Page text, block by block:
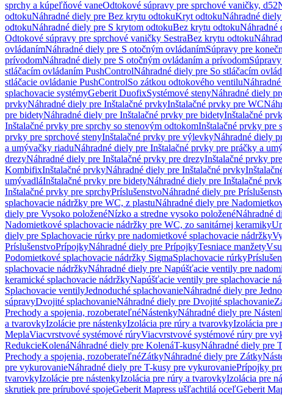
sprchy a kúpeľňové vaneOdtokové súpravy pre sprchové vaničky, d52
odtokuNáhradné diely pre Bez krytu odtokuKryt odtokuNáhradné
odtokuNáhradné diely pre S krytom odtokuBez krytu odtokuNáhradné
Odtokové súpravy pre sprchové vaničky SestraBez krytu odtoku
ovládanímNáhradné diely pre S otočným ovládanímSúpravy pre
prívodomNáhradné diely pre S otočným ovládaním a prívodom
stláčacím ovládaním PushControlNáhradné diely pre So stláčacím
stláčacie ovládanie PushControlSo zátkou odtokového ventilu
splachovacie systémyGeberit DuofixSystémové stenyNáhradné diely
prvkyNáhradné diely pre Inštalačné prvkyInštalačné prvky pre WC
pre bidetyNáhradné diely pre Inštalačné prvky pre bidetyInštalačné
Inštalačné prvky pre sprchy so stenovým odtokomInštalačné prvky pre
prvky pre sprchové stenyInštalačné prvky pre výlevkyNáhradné diely
a umývačky riaduNáhradné diely pre Inštalačné prvky pre práčky a
drezyNáhradné diely pre Inštalačné prvky pre drezyInštalačné prvky
KombifixInštalačné prvkyNáhradné diely pre Inštalačné prvky
umývadláInštalačné prvky pre bidetyNáhradné diely pre Inštalačné
Inštalačné prvky pre sprchyPríslušenstvoNáhradné diely pre
splachovacie nádržky pre WC, z plastuNáhradné diely pre
diely pre Vysoko položenéNízko a stredne vysoko položenéNáhradné
Nadomietkové splachovacie nádržky pre WC, zo sanitárnej keramiky
diely pre Splachovacie rúrky pre nadomietkové splachovacie nádržky
PríslušenstvoPrípojkyNáhradné diely pre PrípojkyTesniace manžety
Podomietkové splachovacie nádržky SigmaSplachovacie rúrky
splachovacie nádržkyNáhradné diely pre Napúšťacie ventily pre
keramické splachovacie nádržkyNapúšťacie ventily pre splachovacie
Splachovacie ventilyJednoduché splachovanieNáhradné diely pre
súpravyDvojité splachovanieNáhradné diely pre Dvojité splachovanie
Prechody a spojenia, rozoberateľnéNástenkyNáhradné diely pre
a tvarovkyIzolácie pre nástenkyIzolácia pre rúry a tvarovkyIzolácia pre
MeplaViacvrstvové systémové rúryViacvrstvové systémové rúry pre
RedukcieKolenáNáhradné diely pre KolenáT-kusyNáhradné diely pre
Prechody a spojenia, rozoberateľnéZátkyNáhradné diely pre Zátky
pre vykurovanieNáhradné diely pre T-kusy pre vykurovaniePrípojky
tvarovkyIzolácie pre nástenkyIzolácia pre rúry a tvarovkyIzolácia pre
skrutiek pre prírubové spojeGeberit Mapress ušľachtilá oceľGeberit